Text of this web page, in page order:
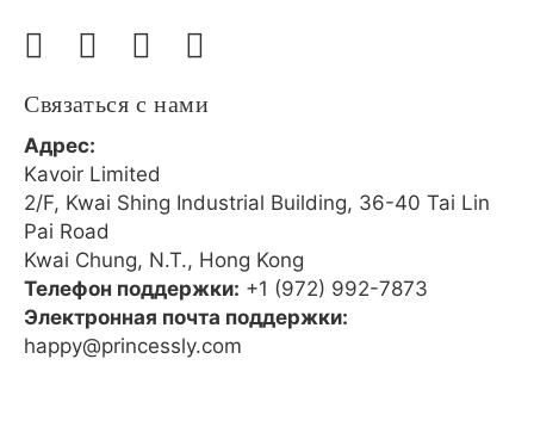
Связаться с нами
Адрес:
Kavoir Limited
2/F, Kwai Shing Industrial Building, 36-40 Tai Lin
Pai Road
Kwai Chung, N.T., Hong Kong
Телефон поддержки: +1 (972) 992-7873
Электронная почта поддержки:
happy@princessly.com